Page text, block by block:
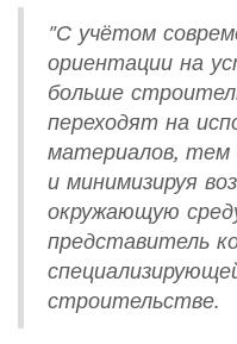
"С учётом
ориентации на
больше
переходят на
материалов,
и минимизируя
окружающую
представитель
строительстве.